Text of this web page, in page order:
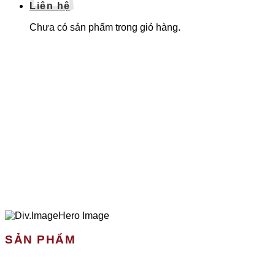
Chưa có sản phẩm trong giỏ hàng.
Liên hệ
SẢN PHẨM